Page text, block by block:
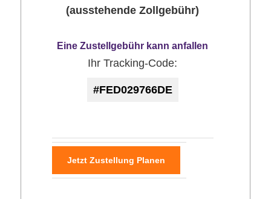
(ausstehende Zollgebühr)
Eine Zustellgebühr kann anfallen
Ihr Tracking-Code:
#FED029766DE
Jetzt Zustellung Planen